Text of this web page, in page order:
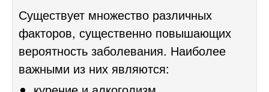
Существует множество различных
факторов, существенно повышающих
вероятность заболевания. Наиболее
важными из них являются: